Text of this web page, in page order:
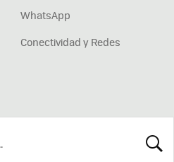
WhatsApp
Conectividad y Redes